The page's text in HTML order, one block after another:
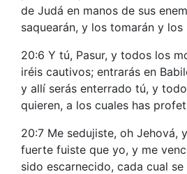
de Judá en manos de sus
saquearán, y los tomarán y los
20:6 Y tú, Pasur, y todos los
iréis cautivos; entrarás en
y allí serás enterrado tú, y
quieren, a los cuales has
20:7 Me sedujiste, oh Jehová,
fuerte fuiste que yo, y me
sido escarnecido, cada cual